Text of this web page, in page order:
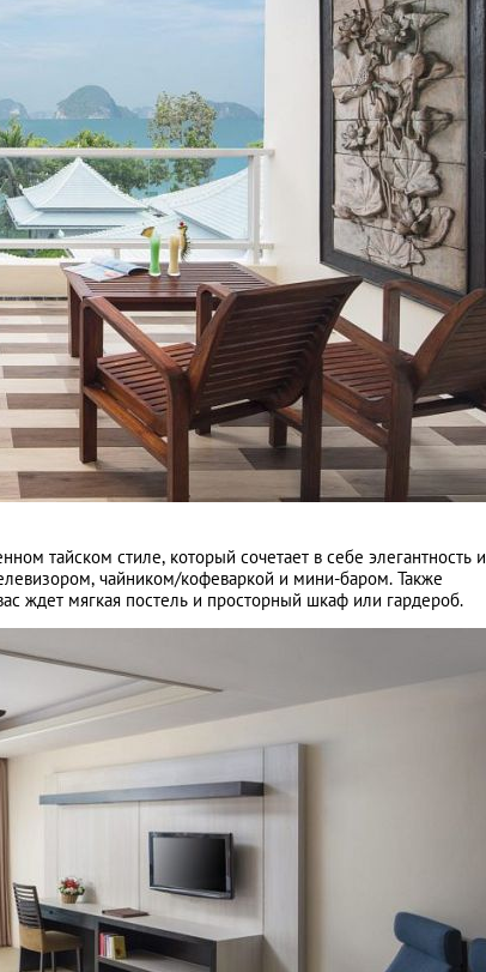
тайском стиле, который сочетает в себе элегантность и
чайником/кофеваркой и мини-баром. Также
ждет мягкая постель и просторный шкаф или гардероб.